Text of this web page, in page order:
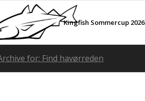
Kingfish Sommercup 2026
for: Find havørreden